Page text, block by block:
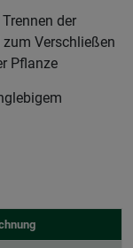
der
Verschließen
Pflanze